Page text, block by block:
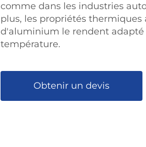
comme dans les industries
plus, les propriétés
d'aluminium le rendent
température.
Obtenir un devis